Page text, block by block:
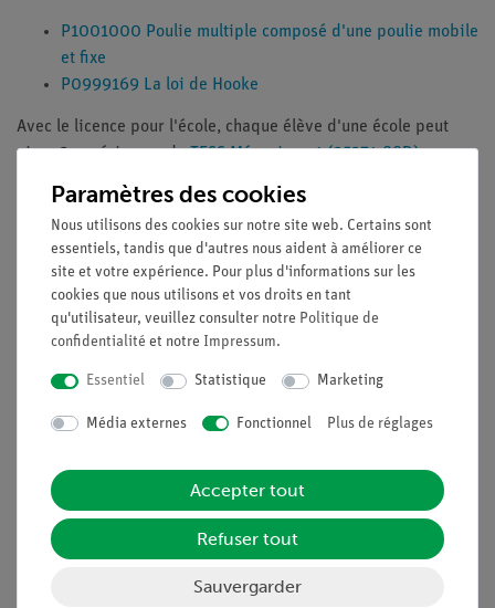
P1001000 Poulie multiple composé d'une poulie mobile
et fixe
P0999169 La loi de Hooke
Avec le licence pour l'école, chaque élève d'une école peut
vivre 2 expériences duTESS Mécanique 1 (25271-88D)en
En outre, nous proposons également deslicence de classe
(25271-61). Ces options sont idéales pour les petits groupes,
tandis que le package scolaire permet d'enrichir tout
l'environnement scolaire avec des contenus d'apprentissage
interactifs.
Accessoires
Médias / Téléchargements
Paramètres des cookies
Nous utilisons des cookies sur notre site web. Certains sont
essentiels, tandis que d'autres nous aident à améliorer ce
site et votre expérience. Pour plus d'informations sur les
cookies que nous utilisons et vos droits en tant
qu'utilisateur, veuillez consulter notre Politique de
confidentialité et notre Impressum.
Essentiel Statistique Marketing
Média externes Fonctionnel Plus de réglages
Accepter tout
Refuser tout
Sauvergarder